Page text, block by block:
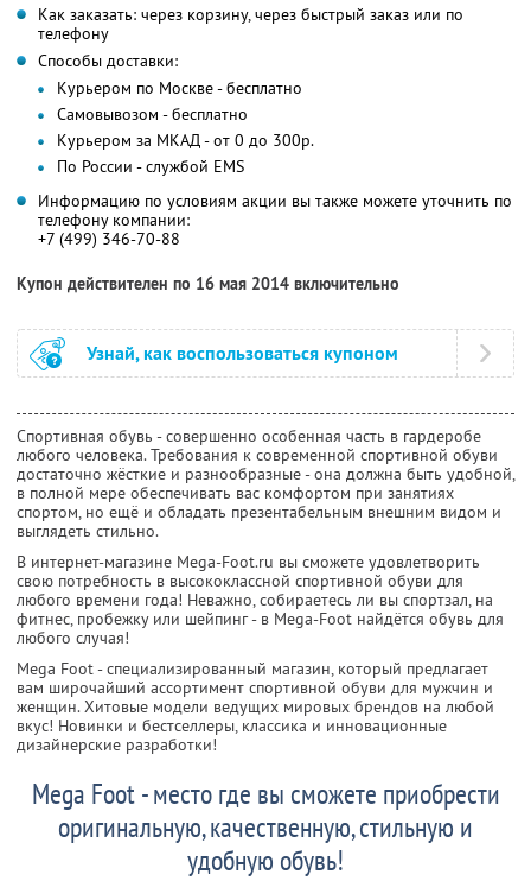
Как заказать: через корзину, через быстрый заказ или по
телефону
Способы доставки:
Курьером по Москве - бесплатно
Самовывозом - бесплатно
Курьером за МКАД - от 0 до 300р.
По России - службой EMS
Информацию по условиям акции вы также можете уточнить по
телефону компании:
+7 (499) 346-70-88
Купон действителен по 16 мая 2014 включительно
Узнай, как воспользоваться купоном
Спортивная обувь - совершенно особенная часть в гардеробе
любого человека. Требования к современной спортивной обуви
достаточно жёсткие и разнообразные - она должна быть удобной,
в полной мере обеспечивать вас комфортом при занятиях
спортом, но ещё и обладать презентабельным внешним видом и
выглядеть стильно.
В интернет-магазине Mega-Foot.ru вы сможете удовлетворить
свою потребность в высококлассной спортивной обуви для
любого времени года! Неважно, собираетесь ли вы спортзал, на
фитнес, пробежку или шейпинг - в Mega-Foot найдётся обувь для
любого случая!
Mega Foot - специализированный магазин, который предлагает
вам широчайший ассортимент спортивной обуви для мужчин и
женщин. Хитовые модели ведущих мировых брендов на любой
вкус! Новинки и бестселлеры, классика и инновационные
дизайнерские разработки!
Mega Foot - место где вы сможете приобрести
оригинальную, качественную, стильную и
удобную обувь!